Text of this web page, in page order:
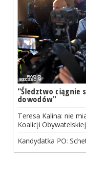
"Śledztwo ciągnie
dowodów"
Teresa Kalina: nie
Koalicji Obywatelskiej
Kandydatka PO: